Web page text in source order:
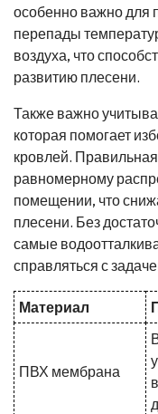
особенно важно для
перепады
воздуха, что
развитию плесени.
Также важно
которая помогает
кровлей.
равномерному
помещении, что
плесени. Без
самые
справляться с
Материал
ПВХ мембрана